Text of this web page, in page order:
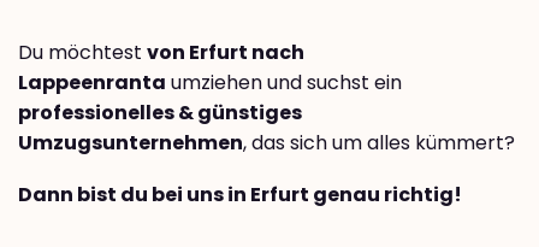
Du möchtest von Erfurt nach
Lappeenranta umziehen und suchst ein
professionelles & günstiges
Umzugsunternehmen, das sich um alles kümmert?
Dann bist du bei uns in Erfurt genau richtig!